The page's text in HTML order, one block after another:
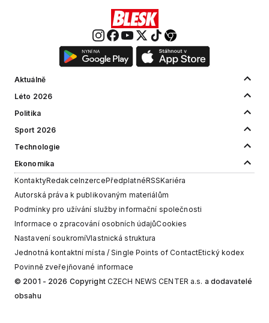
Aktuálně
Léto 2026
Politika
Sport 2026
Technologie
Ekonomika
KontaktyRedakceInzercePředplatnéRSSKariéra
Autorská práva k publikovaným materiálům
Podmínky pro užívání služby informační společnosti
Informace o zpracování osobních údajůCookies
Nastavení soukromíVlastnická struktura
Jednotná kontaktní místa / Single Points of ContactEtický kodex
Povinně zveřejňované informace
© 2001 - 2026 Copyright CZECH NEWS CENTER a.s. a dodavatelé
obsahu